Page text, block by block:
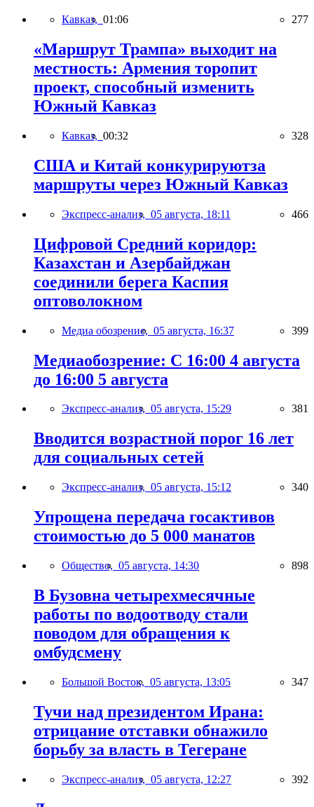
Кавказ, 01:06 277
«Маршрут Трампа» выходит на
местность: Армения торопит
проект, способный изменить
Южный Кавказ
Кавказ, 00:32 328
США и Китай конкурируютза
маршруты через Южный Кавказ
Экспресс-анализ, 05 августа, 18:11 466
Цифровой Средний коридор:
Казахстан и Азербайджан
соединили берега Каспия
оптоволокном
Медиа обозрение, 05 августа, 16:37 399
Медиаобозрение: С 16:00 4 августа
до 16:00 5 августа
Экспресс-анализ, 05 августа, 15:29 381
Вводится возрастной порог 16 лет
для социальных сетей
Экспресс-анализ, 05 августа, 15:12 340
Упрощена передача госактивов
стоимостью до 5 000 манатов
Общество, 05 августа, 14:30 898
В Бузовна четырехмесячные
работы по водоотводу стали
поводом для обращения к
омбудсмену
Большой Восток, 05 августа, 13:05 347
Тучи над президентом Ирана:
отрицание отставки обнажило
борьбу за власть в Тегеране
Экспресс-анализ, 05 августа, 12:27 392